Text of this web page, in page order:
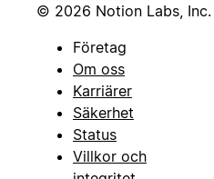
© 2026 Notion Labs, Inc.
Företag
Om oss
Karriärer
Säkerhet
Status
Villkor och